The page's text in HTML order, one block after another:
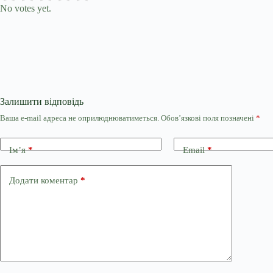
No votes yet.
Залишити відповідь
Ваша e-mail адреса не оприлюднюватиметься. Обов’язкові поля позначені *
Ім’я* Email*
Додати коментар *